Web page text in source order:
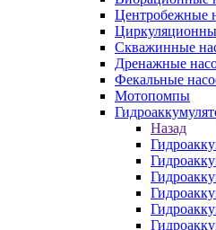
Центробежные
Скважинные
Дренажные
Фекальные
Мотопомпы
Назад